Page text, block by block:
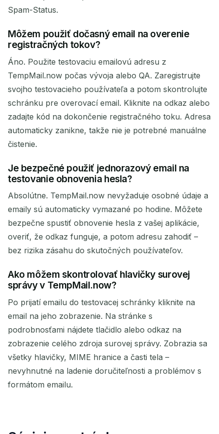
Spam-Status.
Môžem použiť dočasný email na overenie
registračných tokov?
Áno. Použite testovaciu emailovú adresu z
TempMail.now počas vývoja alebo QA. Zaregistrujte
svojho testovacieho používateľa a potom skontrolujte
schránku pre overovací email. Kliknite na odkaz alebo
zadajte kód na dokončenie registračného toku. Adresa
automaticky zanikne, takže nie je potrebné manuálne
čistenie.
Je bezpečné použiť jednorazový email na
testovanie obnovenia hesla?
Absolútne. TempMail.now nevyžaduje osobné údaje a
emaily sú automaticky vymazané po hodine. Môžete
bezpečne spustiť obnovenie hesla z vašej aplikácie,
overiť, že odkaz funguje, a potom adresu zahodiť –
bez rizika zásahu do skutočných používateľov.
Ako môžem skontrolovať hlavičky surovej
správy v TempMail.now?
Po prijatí emailu do testovacej schránky kliknite na
email na jeho zobrazenie. Na stránke s
podrobnosťami nájdete tlačidlo alebo odkaz na
zobrazenie celého zdroja surovej správy. Zobrazia sa
všetky hlavičky, MIME hranice a časti tela –
nevyhnutné na ladenie doručiteľnosti a problémov s
formátom emailu.